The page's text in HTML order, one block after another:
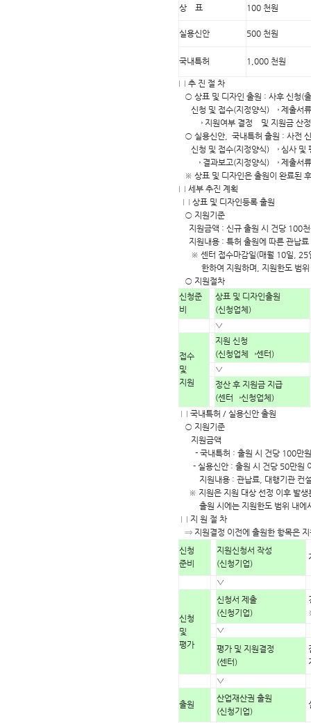
상 표 100 천원
실용신안 500 천원
국내특허 1,000 천원
□ 추 진 절 차
○ 상표 및 디자인 출원 : 사후 신청(
신청 및 접수(지정양식) → 제출서류
→ 지원여부 결정 및 지원금 산정
○ 실용신안, 국내특허 출원 : 사전
신청 및 접수(지정양식) → 심사 및
→ 결과보고(지정양식) → 제출서류
※ 상표 및 디자인은 출원이 완료된
□ 세부 추진 계획
□ 상표 및 디자인등록 출원
○ 지원기준
지원금액 : 신규 출원 시 건당 100
지원내용 : 특허 출원에 따른 관납료
※ 센터 접수마감일(매월 10일, 25
한하여 지원하며, 지원한도 범위
○ 지원절차
신청준
비
상표 및 디자인출원
(신청업체)
▽
접수
및
지원
지원 신청
(신청업체→센터)
▽
정산 후 지원금 지급
(센터→신청업체)
□ 국내특허 / 실용신안 출원
○ 지원기준
지원금액
- 국내특허 : 출원 시 건당 100만원
- 실용신안 : 출원 시 건당 50만원
지원내용 : 관납료, 대행기관 컨설
※ 지원은 지원 대상 선정 이후 발생
출원 시에는 지원한도 범위 내에
□ 지 원 절 차
⇒ 지원결정 이전에 출원한 항목은 지
신청
준비
지원신청서 작성
(신청기업)
▽
신청
및
평가
신청서 제출
(신청기업)
▽
평가 및 지원결정
(센터)
▽
출원
산업재산권 출원
(신청기업)